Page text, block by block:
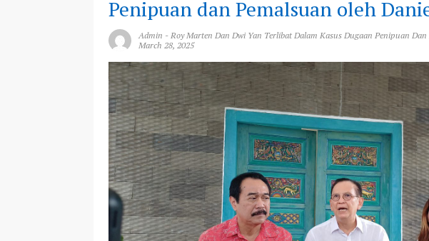
Penipuan dan Pemalsuan oleh
Admin - Roy Marten Dan Dwi Yan Terlibat Dalam Kasus Dugaan Penipuan
March 28, 2025